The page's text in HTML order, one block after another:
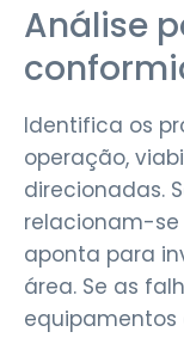
Análise
Identifica os
operação,
direcionadas.
relacionam-se
aponta para
área. Se as